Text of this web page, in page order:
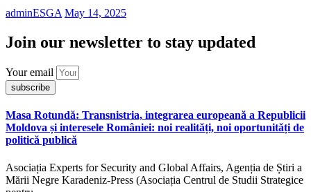
adminESGA May 14, 2025
Join our newsletter to stay updated
Your email
subscribe
Masa Rotundă: Transnistria, integrarea europeană a Republicii
Moldova și interesele României: noi realități, noi oportunități de
politică publică
Asociația Experts for Security and Global Affairs, Agenția de Știri a
Mării Negre Karadeniz-Press (Asociația Centrul de Studii Strategice